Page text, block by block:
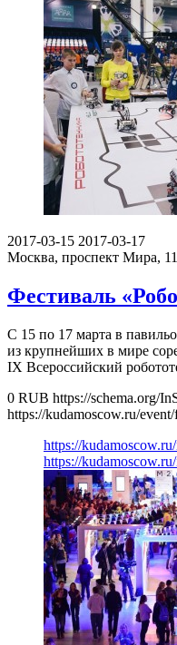
2017-03-15 2017-03-17
Москва, проспект Мира,
Фестиваль
С 15 по 17 марта в
из крупнейших в мире
IХ Всероссийский
0 RUB https://schema.org/
https://kudamoscow.ru/
https://
https://